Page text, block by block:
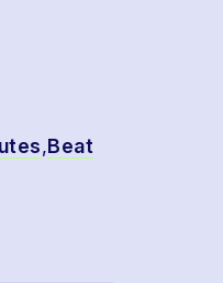
,Beat